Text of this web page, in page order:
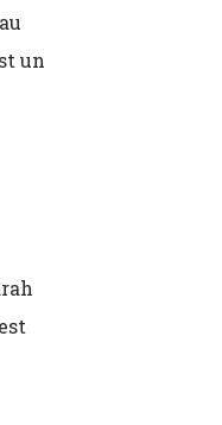
un